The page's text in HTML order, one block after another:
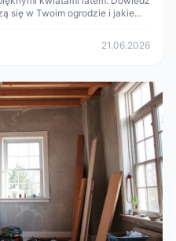
się w Twoim ogrodzie i jakie
21.06.2026